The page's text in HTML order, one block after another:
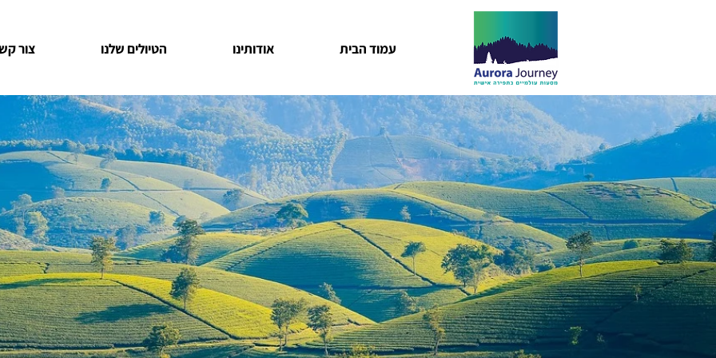
עמוד הבית אודותינו הטיולים שלנו צור